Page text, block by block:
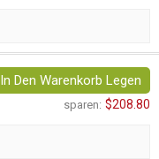
In Den Warenkorb Legen
sparen: $208.80